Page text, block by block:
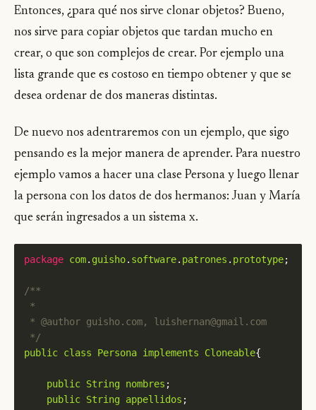
Entonces, ¿para qué nos sirve clonar objetos? Bueno,
nos sirve para copiar objetos que tardan mucho en
crear, o que son complejos de crear. Por ejemplo una
lista grande que es costoso en tiempo obtener y que se
desea ordenar de dos maneras distintas.
De nuevo nos adentraremos con un ejemplo, que sigo
pensando es la mejor manera de aprender. Para nuestro
ejemplo vamos a hacer una clase Persona y luego llenar
la persona con los datos de dos hermanos: Juan y María
que serán ingresados a un sistema x.
package com. guisho. software. patrones . prototype
*/
public class Persona implements Cloneable
public String nombres
public String appellidos